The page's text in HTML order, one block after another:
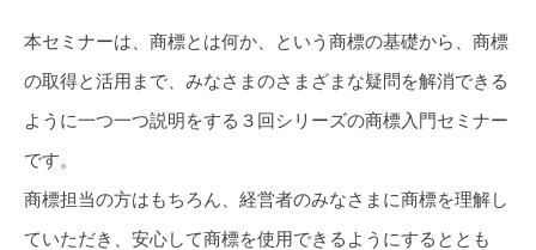
本セミナーは、商標とは何か、という商標の基礎から、商標
の取得と活用まで、みなさまのさまざまな疑問を解消できる
ように一つ一つ説明をする３回シリーズの商標入門セミナー
です。
商標担当の方はもちろん、経営者のみなさまに商標を理解し
ていただき、安心して商標を使用できるようにするととも